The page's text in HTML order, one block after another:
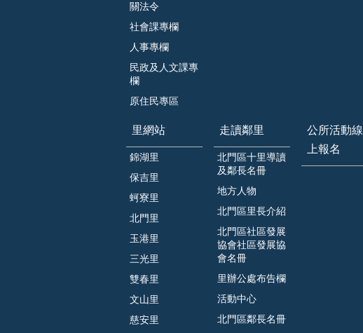
關法令
社會課專欄
人事專欄
民政及人文課專
欄
原住民專區
里網站
錦湖里
保吉里
蚵寮里
北門里
玉港里
三光里
雙春里
文山里
慈安里
走讀鄰里
北門區十里導讀
及鄰長名冊
地方人物
北門區里長介紹
北門區社區發展
協會社區發展協
會名冊
里辦公處布告欄
活動中心
北門區鄰長名冊
公所活動線
上報名